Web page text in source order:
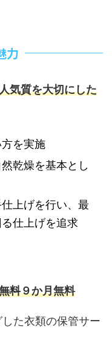
力
気質を大切にした
を実施
乾燥を基本とし
上げを行い、最
仕上げを追求
料９か月無料
た衣類の保管サー